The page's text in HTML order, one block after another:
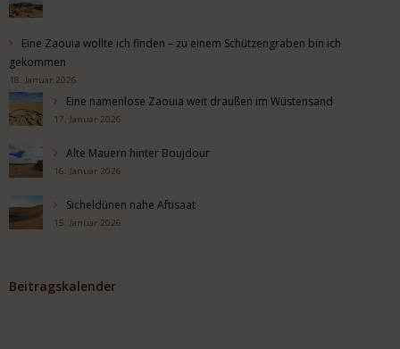
Eine Zaouia wollte ich finden – zu einem Schützengraben bin ich
gekommen
18. Januar 2026
Eine namenlose Zaouia weit draußen im Wüstensand
17. Januar 2026
Alte Mauern hinter Boujdour
16. Januar 2026
Sicheldünen nahe Aftisaat
15. Januar 2026
Beitragskalender